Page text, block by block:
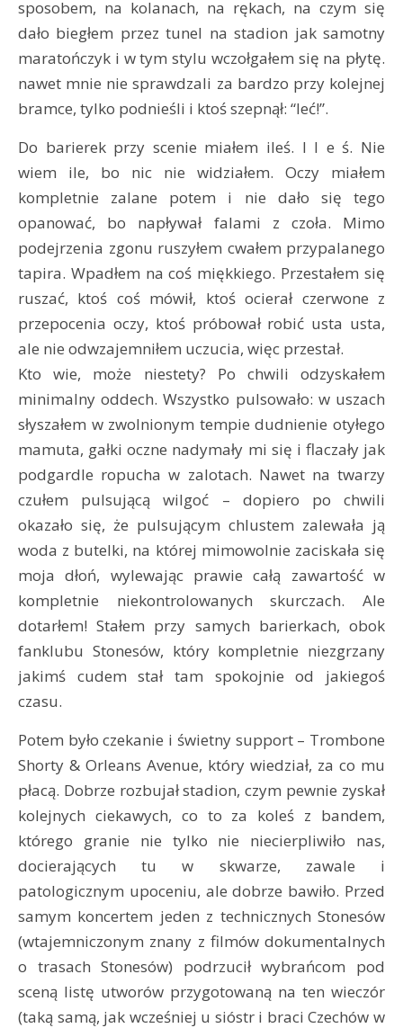
sposobem, na kolanach, na rękach, na czym się
dało biegłem przez tunel na stadion jak samotny
maratończyk i w tym stylu wczołgałem się na płytę.
nawet mnie nie sprawdzali za bardzo przy kolejnej
bramce, tylko podnieśli i ktoś szepnął: “leć!”.
Do barierek przy scenie miałem ileś. I l e ś. Nie
wiem ile, bo nic nie widziałem. Oczy miałem
kompletnie zalane potem i nie dało się tego
opanować, bo napływał falami z czoła. Mimo
podejrzenia zgonu ruszyłem cwałem przypalanego
tapira. Wpadłem na coś miękkiego. Przestałem się
ruszać, ktoś coś mówił, ktoś ocierał czerwone z
przepocenia oczy, ktoś próbował robić usta usta,
ale nie odwzajemniłem uczucia, więc przestał.
Kto wie, może niestety? Po chwili odzyskałem
minimalny oddech. Wszystko pulsowało: w uszach
słyszałem w zwolnionym tempie dudnienie otyłego
mamuta, gałki oczne nadymały mi się i flaczały jak
podgardle ropucha w zalotach. Nawet na twarzy
czułem pulsującą wilgoć – dopiero po chwili
okazało się, że pulsującym chlustem zalewała ją
woda z butelki, na której mimowolnie zaciskała się
moja dłoń, wylewając prawie całą zawartość w
kompletnie niekontrolowanych skurczach. Ale
dotarłem! Stałem przy samych barierkach, obok
fanklubu Stonesów, który kompletnie niezgrzany
jakimś cudem stał tam spokojnie od jakiegoś
czasu.
Potem było czekanie i świetny support – Trombone
Shorty & Orleans Avenue, który wiedział, za co mu
płacą. Dobrze rozbujał stadion, czym pewnie zyskał
kolejnych ciekawych, co to za koleś z bandem,
którego granie nie tylko nie niecierpliwiło nas,
docierających tu w skwarze, zawale i
patologicznym upoceniu, ale dobrze bawiło. Przed
samym koncertem jeden z technicznych Stonesów
(wtajemniczonym znany z filmów dokumentalnych
o trasach Stonesów) podrzucił wybrańcom pod
sceną listę utworów przygotowaną na ten wieczór
(taką samą, jak wcześniej u sióstr i braci Czechów w